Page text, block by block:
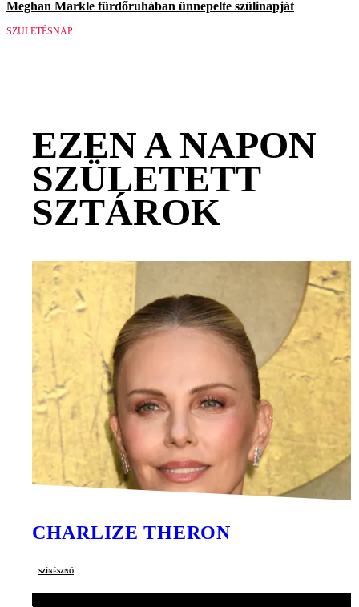
Meghan Markle fürdőruhában ünnepelte szülinapját
SZÜLETÉSNAP
EZEN A NAPON
SZÜLETETT
SZTÁROK
CHARLIZE THERON
színésznő